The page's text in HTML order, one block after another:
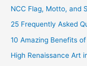
NCC Flag, Motto, and
25 Frequently Asked
10 Amazing Benefits
High Renaissance Art